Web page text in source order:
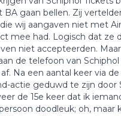
BA gaan bellen. Zij
wij aangaven niet met
mee had. Logisch dat ze
niet accepteerden.
de telefoon van
Na een aantal keer via
actie geduwd te zijn door
de 15e keer dat ik
doodleuk; oh, maar